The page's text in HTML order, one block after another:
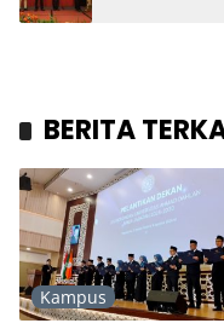
BERITA
Kampus